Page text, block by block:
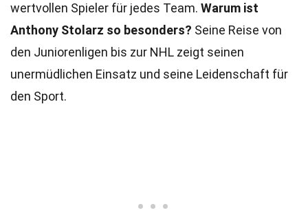
wertvollen Spieler für jedes Team. Warum ist
Anthony Stolarz so besonders? Seine Reise von
den Juniorenligen bis zur NHL zeigt seinen
unermüdlichen Einsatz und seine Leidenschaft für
den Sport.